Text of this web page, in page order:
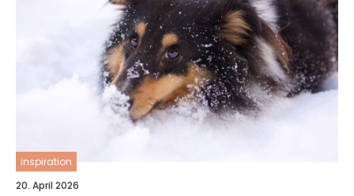
inspiration
20. April 2026